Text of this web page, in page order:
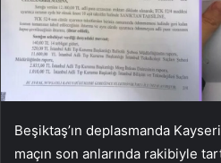
Beşiktaş’ın deplasmanda
maçın son anlarında rakibiyle